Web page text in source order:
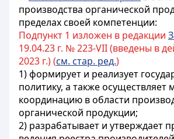
производства органической
пределах своей компетенции:
Подпункт 1 изложен в редакции
19.04.23 г. № 223-VII (введены в
2023 г.) (см. стар. ред.)
1) формирует и реализует
политику, а также осуществляет
координацию в области
органической продукции;
2) разрабатывает и утверждает